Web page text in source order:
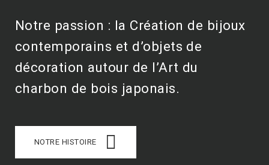
Notre passion : la Création de bijoux
contemporains et d’objets de
décoration autour de l’Art du
charbon de bois japonais.
NOTRE HISTOIRE